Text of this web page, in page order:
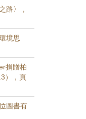
路〉，
境思
捐贈柏
），頁
圖書有